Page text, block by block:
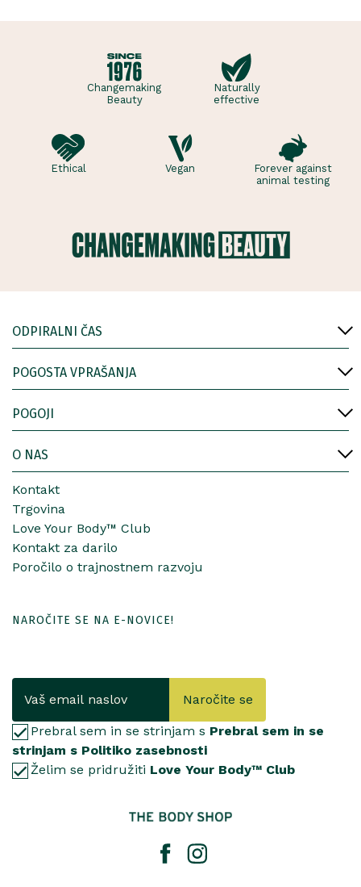
Changemaking
Beauty
Naturally
effective
Ethical Vegan
Forever against
animal testing
ODPIRALNI ČAS
POGOSTA VPRAŠANJA
POGOJI
O NAS
Kontakt
Trgovina
Love Your Body™ Club
Kontakt za darilo
Poročilo o trajnostnem razvoju
NAROČITE SE NA E-NOVICE!
Naročite se
Prebral sem in se strinjam s Prebral sem in se
strinjam s Politiko zasebnosti
Želim se pridružiti Love Your Body™ Club